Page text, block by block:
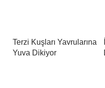
Terzi Kuşları Yavrularına
Yuva Dikiyor